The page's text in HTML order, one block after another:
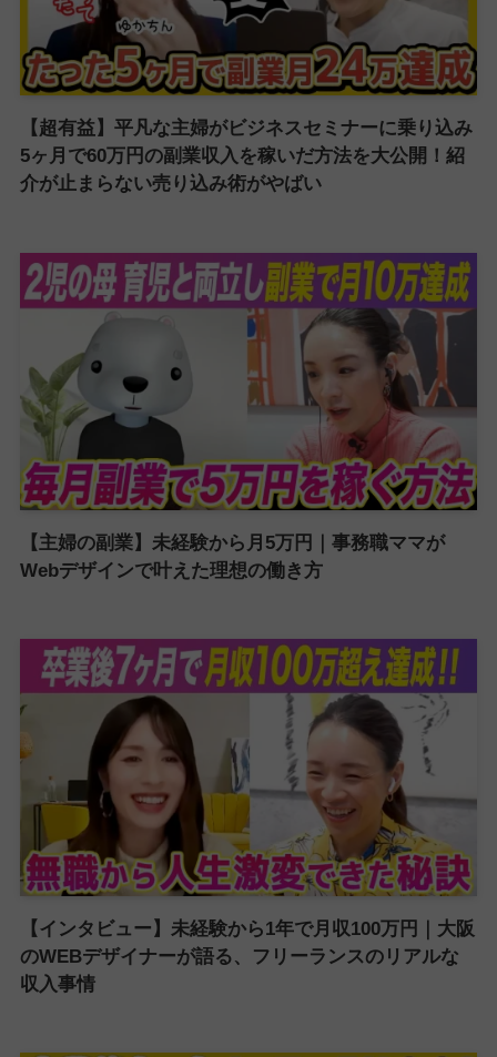
【超有益】平凡な主婦がビジネスセミナーに乗り込み
5ヶ月で60万円の副業収入を稼いだ方法を大公開！紹
介が止まらない売り込み術がやばい
【主婦の副業】未経験から月5万円｜事務職ママが
Webデザインで叶えた理想の働き方
【インタビュー】未経験から1年で月収100万円｜大阪
のWEBデザイナーが語る、フリーランスのリアルな
収入事情